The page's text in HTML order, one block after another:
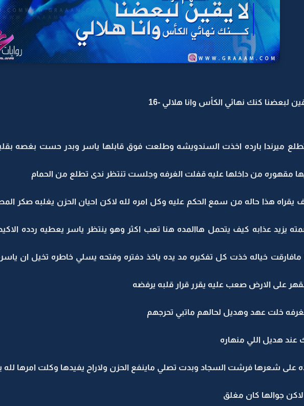
لبعضنا كنك نهائي الكأس وانا هلالي -16
تطلع ميرندا بارده اخذت السندويشه وطلعت فوق قابلها ياسر وبدر حست بغصه
مقهوره من داخلها عليه قفلت الغرفه وجلست تنتظر ندى تطلع من الحمام
هذا حاله من سمع الحكم عليه وكل امره لله لاكن احيان الحزن يغلبه صكر
يزيد عذابه كيف يتحمل هاالمده هنا تعب اكثر وهو ينتظر ياسر يعطيه ردده
مافارقت خياله خذت كل تفكيره مد يده ياخذ دفتره وفتحه يسلي خاطره تخيل ان
بقهر على الارض صعب عليه يقرر قرار قلبه يرفضه
خلت عهد وهديل لحالهم ماتبي تحرجهم
هديل اللي منهاره
شعرها فرشت السجاد وبدت تصلي ماينفع الحزن ولاراح يفيدها وكلت امرها لله
جوالها كان مغلق